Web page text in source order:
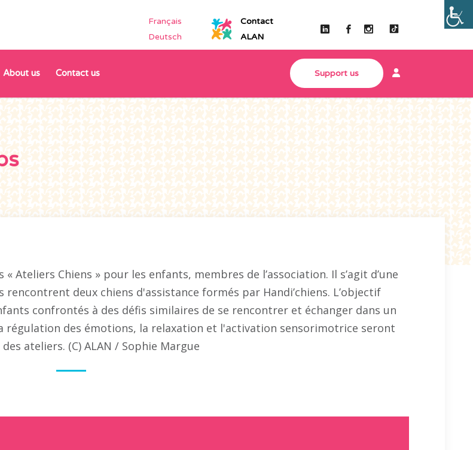
Français
Deutsch
Contact
ALAN
About us Contact us Support us
Ateliers Chiens » pour les enfants, membres de l’association. Il s’agit d’une
deux chiens d'assistance formés par Handi’chiens. L’objectif
confrontés à des défis similaires de se rencontrer et échanger dans un
régulation des émotions, la relaxation et l'activation sensorimotrice seront
ateliers. (C) ALAN / Sophie Margue